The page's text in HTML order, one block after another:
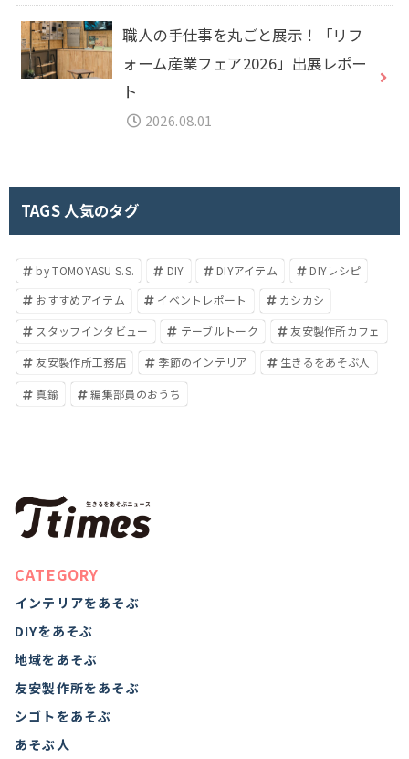
職人の手仕事を丸ごと展示！「リフ
ォーム産業フェア2026」出展レポー
ト
2026.08.01
TAGS 人気のタグ
by TOMOYASU S.S. DIY DIYアイテム
DIYレシピ
おすすめアイテム
イベントレポート
カシカシ
スタッフインタビュー
テーブルトーク
友安製作所カフェ
友安製作所工務店
季節のインテリア
生きるをあそぶ人
真鍮
編集部員のおうち
CATEGORY
インテリアをあそぶ
DIYをあそぶ
地域をあそぶ
友安製作所をあそぶ
シゴトをあそぶ
あそぶ人